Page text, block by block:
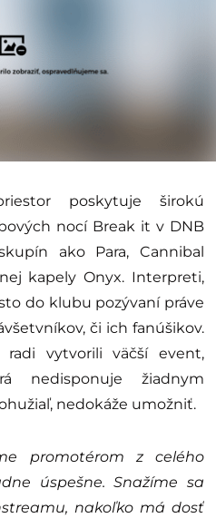
poskytuje širokú
nocí Break it v DNB
ako Para, Cannibal
kapely Onyx. Interpreti,
do klubu pozývaní práve
či ich fanúšikov.
vytvorili väčší event,
nedisponuje žiadnym
nedokáže umožniť.
promotérom z celého
úspešne. Snažíme sa
nakoľko má dosť